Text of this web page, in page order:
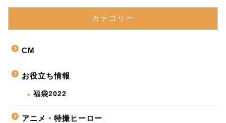
カテゴリー
CM
お役立ち情報
福袋2022
アニメ・特撮ヒーロー